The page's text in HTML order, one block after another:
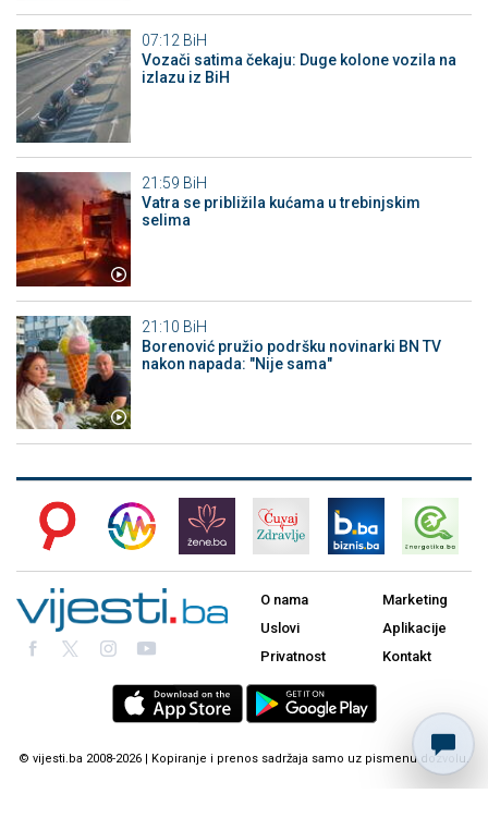
07:12 BiH
Vozači satima čekaju: Duge kolone vozila na
izlazu iz BiH
21:59 BiH
Vatra se približila kućama u trebinjskim
selima
21:10 BiH
Borenović pružio podršku novinarki BN TV
nakon napada: "Nije sama"
O nama
Uslovi
Privatnost
Marketing
Aplikacije
Kontakt
© vijesti.ba 2008-2026 | Kopiranje i prenos sadržaja samo uz pismenu dozvolu.